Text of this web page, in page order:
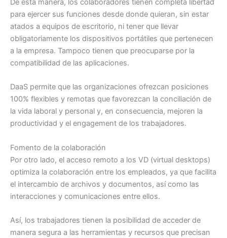
De esta manera, los colaboradores tienen completa libertad
para ejercer sus funciones desde donde quieran, sin estar
atados a equipos de escritorio, ni tener que llevar
obligatoriamente los dispositivos portátiles que pertenecen
a la empresa. Tampoco tienen que preocuparse por la
compatibilidad de las aplicaciones.
DaaS permite que las organizaciones ofrezcan posiciones
100% flexibles y remotas que favorezcan la conciliación de
la vida laboral y personal y, en consecuencia, mejoren la
productividad y el engagement de los trabajadores.
Fomento de la colaboración
Por otro lado, el acceso remoto a los VD (virtual desktops)
optimiza la colaboración entre los empleados, ya que facilita
el intercambio de archivos y documentos, así como las
interacciones y comunicaciones entre ellos.
Así, los trabajadores tienen la posibilidad de acceder de
manera segura a las herramientas y recursos que precisan